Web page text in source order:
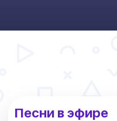
Песни в эфире